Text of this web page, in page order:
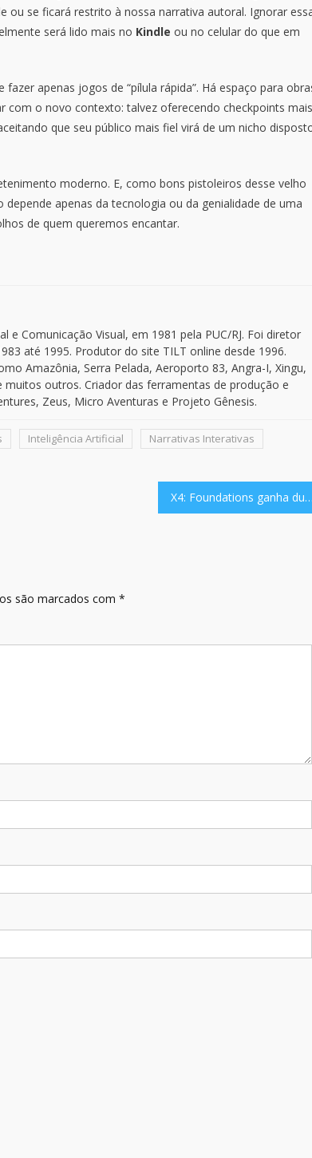
ou se ficará restrito à nossa narrativa autoral. Ignorar
será lido mais no Kindle ou no celular do que em
apenas jogos de “pílula rápida”. Há espaço para
com o novo contexto: talvez oferecendo checkpoints mais
que seu público mais fiel virá de um nicho
moderno. E, como bons pistoleiros desse velho
apenas da tecnologia ou da genialidade de uma
de quem queremos encantar.
Comunicação Visual, em 1981 pela PUC/RJ. Foi diretor
até 1995. Produtor do site TILT online desde 1996.
Amazônia, Serra Pelada, Aeroporto 83, Angra-I, Xingu,
muitos outros. Criador das ferramentas de produção e
Zeus, Micro Aventuras e Projeto Gênesis.
Inteligência Artificial
Narrativas Interativas
X4: Foundations ganha dublagem em português e novo DLC Envoy Pack
são marcados com *